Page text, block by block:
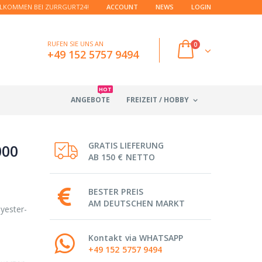
BEI ZURRGURT24! ACCOUNT NEWS LOGIN
RUFEN SIE UNS AN
+49 152 5757 9494
0
FREIZEIT / HOBBY
ANGEBOTE
HOT
GRATIS LIEFERUNG
AB 150 € NETTO
BESTER PREIS
AM DEUTSCHEN MARKT
Kontakt via WHATSAPP
+49 152 5757 9494